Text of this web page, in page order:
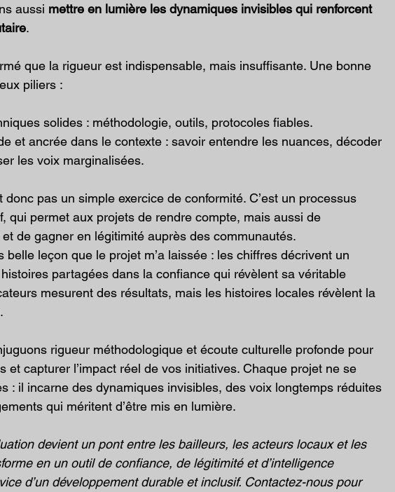
aussi mettre en lumière les dynamiques invisibles qui renforcent
.
que la rigueur est indispensable, mais insuffisante. Une bonne
piliers :
solides : méthodologie, outils, protocoles fiables.
et ancrée dans le contexte : savoir entendre les nuances, décoder
les voix marginalisées.
donc pas un simple exercice de conformité. C’est un processus
qui permet aux projets de rendre compte, mais aussi de
et de gagner en légitimité auprès des communautés.
belle leçon que le projet m’a laissée : les chiffres décrivent un
partagées dans la confiance qui révèlent sa véritable
mesurent des résultats, mais les histoires locales révèlent la
rigueur méthodologique et écoute culturelle profonde pour
et capturer l’impact réel de vos initiatives. Chaque projet ne se
: il incarne des dynamiques invisibles, des voix longtemps réduites
qui méritent d’être mis en lumière.
devient un pont entre les bailleurs, les acteurs locaux et les
en un outil de confiance, de légitimité et d’intelligence
d’un développement durable et inclusif. Contactez-nous pour